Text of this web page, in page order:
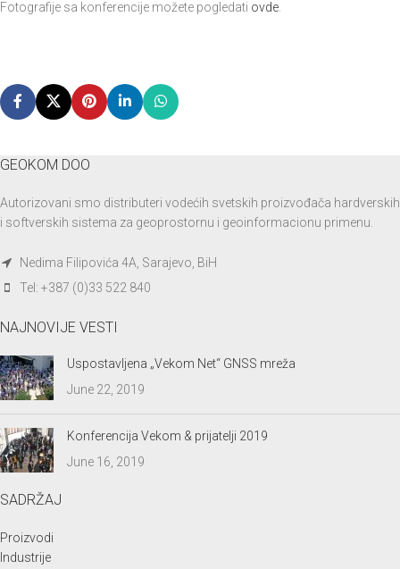
Fotografije sa konferencije možete pogledati ovde.
GEOKOM DOO
Autorizovani smo distributeri vodećih svetskih proizvođača hardverskih
i softverskih sistema za geoprostornu i geoinformacionu primenu.
Nedima Filipovića 4A, Sarajevo, BiH
Tel: +387 (0)33 522 840
NAJNOVIJE VESTI
Uspostavljena „Vekom Net“ GNSS mreža
June 22, 2019
Konferencija Vekom & prijatelji 2019
June 16, 2019
SADRŽAJ
Proizvodi
Industrije